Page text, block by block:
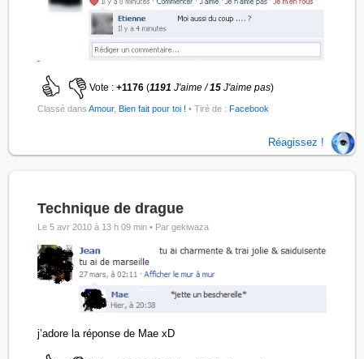
Vote :+1176 (1191J'aime /15 J'aime pas)
Classé dansAmour,Bien fait pour toi ! • Tiré de :Facebook
Réagissez !
Technique de drague
Le 5 avr 2010 à 13 h 09 min • Par gekiwaza
j’adore la réponse de Mae xD